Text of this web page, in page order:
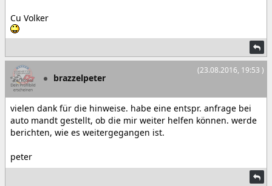
Cu Volker
(23.08.2016, 19:53 )
brazzelpeter
vielen dank für die hinweise. habe eine entspr. anfrage bei
auto mandt gestellt, ob die mir weiter helfen können. werde
berichten, wie es weitergegangen ist.
peter